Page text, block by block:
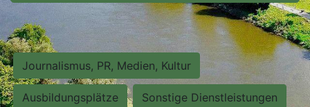
Journalismus, PR, Medien, Kultur
Ausbildungsplätze Sonstige Dienstleistungen